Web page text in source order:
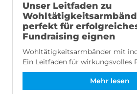
Unser Leitfaden zu
perfekt für
Fundraising eignen
Wohltätigkeitsarmbänder mit
Ein Leitfaden für wirkungsvolles
Mehr lesen